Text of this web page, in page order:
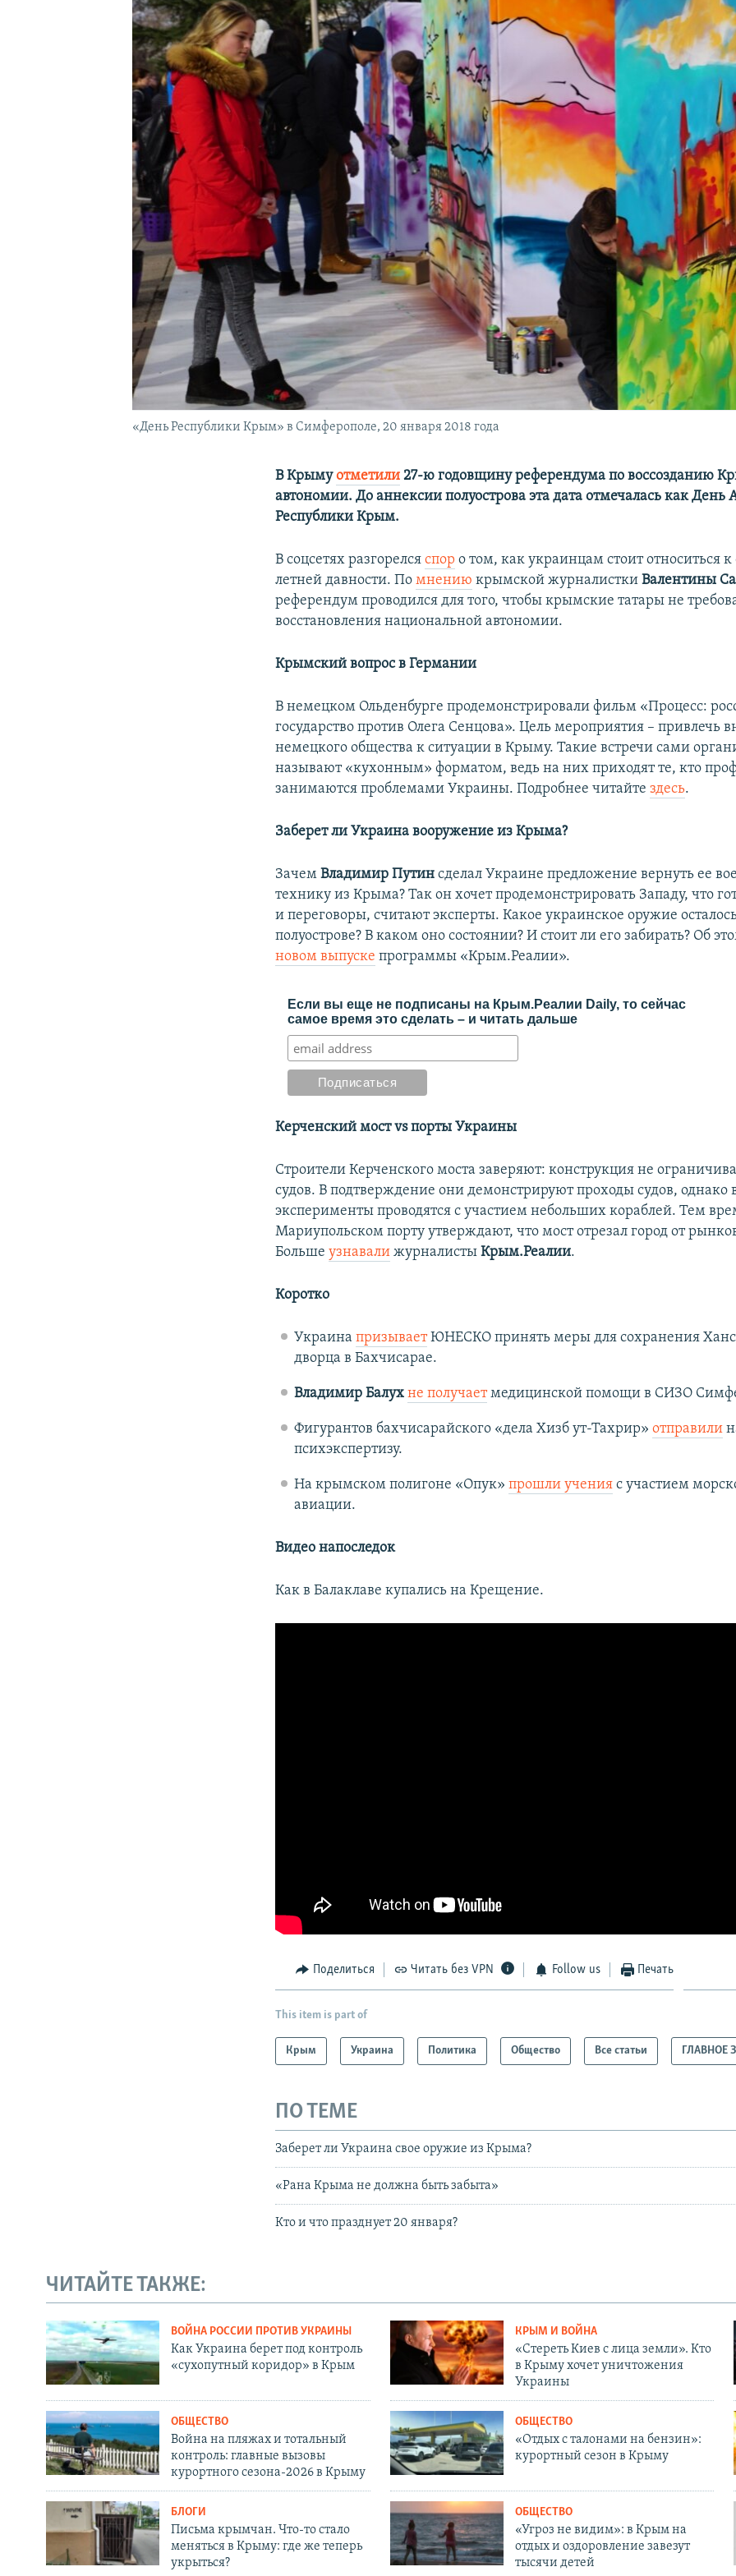
КРЫМ.НЕПОКОРЕННЫЙ
УКРАИНСКАЯ ПРОБЛЕМА КРЫМА
«День Республики Крым» в Симферополе, 20 января 2018 года
В Крымуотметили 27-ю годовщину референдума по воссозданию
автономии. До аннексии полуострова эта дата отмечалась как День
Республики Крым.
В соцсетях разгорелсяспор о том, как украинцам стоит относиться
летней давности. Помнению крымской журналисткиВалентины
референдум проводился для того, чтобы крымские татары не
восстановления национальной автономии.
Крымский вопрос в Германии
В немецком Ольденбурге продемонстрировали фильм «Процесс:
государство против Олега Сенцова». Цель мероприятия – привлечь
немецкого общества к ситуации в Крыму. Такие встречи сами
называют «кухонным» форматом, ведь на них приходят те, кто
занимаются проблемами Украины. Подробнее читайтездесь.
Заберет ли Украина вооружение из Крыма?
ЗачемВладимир Путин сделал Украине предложение вернуть ее
технику из Крыма? Так он хочет продемонстрировать Западу, что
и переговоры, считают эксперты. Какое украинское оружие
полуострове? В каком оно состоянии? И стоит ли его забирать? Об
новом выпуске программы «Крым.Реалии».
Если вы еще не подписаны на Крым.Реалии Daily, то сейчас
самое время это сделать – и читать дальше
Керченский мост vs порты Украины
Строители Керченского моста заверяют: конструкция не
судов. В подтверждение они демонстрируют проходы судов, однако
эксперименты проводятся с участием небольших кораблей. Тем
Мариупольском порту утверждают, что мост отрезал город от
Большеузнавали журналистыКрым.Реалии.
Коротко
Украина призываетЮНЕСКО принять меры для сохранения
дворца в Бахчисарае.
Владимир Балух не получаетмедицинской помощи в СИЗО
Фигурантов бахчисарайского «дела Хизб ут-Тахрир» отправили
психэкспертизу.
На крымском полигоне «Опук» прошли ученияс участием
авиации.
Видео напоследок
Как в Балаклаве купались на Крещение.
Поделиться Читать без VPN Follow us Печать
This item is part of
Крым Украина Политика Общество Все статьи ГЛАВНОЕ
ПО ТЕМЕ
Заберет ли Украина свое оружие из Крыма?
«Рана Крыма не должна быть забыта»
Кто и что празднует 20 января?
ЧИТАЙТЕ ТАКЖЕ:
ВОЙНА РОССИИ ПРОТИВ УКРАИНЫ
Как Украина берет под контроль
«сухопутный коридор» в Крым
КРЫМ И ВОЙНА
«Стереть Киев с лица земли». Кто
в Крыму хочет уничтожения
Украины
ОБЩЕСТВО
Война на пляжах и тотальный
контроль: главные вызовы
курортного сезона-2026 в Крыму
ОБЩЕСТВО
«Отдых с талонами на бензин»:
курортный сезон в Крыму
БЛОГИ
Письма крымчан. Что-то стало
меняться в Крыму: где же теперь
укрыться?
ОБЩЕСТВО
«Угроз не видим»: в Крым на
отдых и оздоровление завезут
тысячи детей